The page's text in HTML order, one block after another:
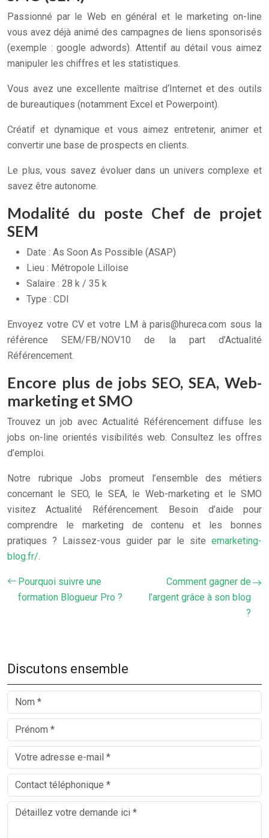
Passionné par le Web en général et le marketing on-line
vous avez déjà animé des campagnes de liens sponsorisés
(exemple : google adwords). Attentif au détail vous aimez
manipuler les chiffres et les statistiques.
Vous avez une excellente maîtrise d‘Internet et des outils
de bureautiques (notamment Excel et Powerpoint).
Créatif et dynamique et vous aimez entretenir, animer et
convertir une base de prospects en clients.
Le plus, vous savez évoluer dans un univers complexe et
savez être autonome.
Modalité du poste Chef de projet
SEM
Date : As Soon As Possible (ASAP)
Lieu : Métropole Lilloise
Salaire : 28 k / 35 k
Type : CDI
Envoyez votre CV et votre LM àparis@hureca.com sous la
référence SEM/FB/NOV10 de la part d’Actualité
Référencement.
Encore plus de jobs SEO, SEA, Web-
marketing et SMO
Trouvez un job avec Actualité Référencement diffuse les
jobs on-line orientés visibilités web. Consultez les offres
d’emploi.
Notre rubrique Jobs promeut l’ensemble des métiers
concernant le SEO, le SEA, le Web-marketing et le SMO
visitez Actualité Référencement. Besoin d’aide pour
comprendre le marketing de contenu et les bonnes
pratiques ? Laissez-vous guider par le site emarketing-
blog.fr/.
Pourquoi suivre une
formation Blogueur Pro ?
Comment gagner de
l’argent grâce à son blog
?
Discutons ensemble